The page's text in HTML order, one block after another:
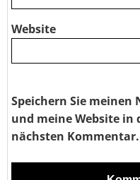
Website
Speichern Sie meinen
und meine Website in
nächsten Kommentar.